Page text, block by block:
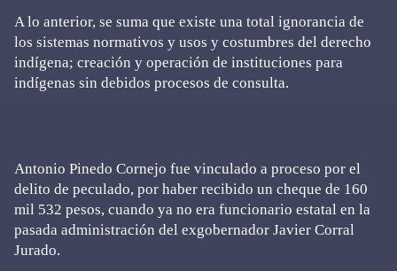
A lo anterior, se suma que existe una total ignorancia de
los sistemas normativos y usos y costumbres del derecho
indígena; creación y operación de instituciones para
indígenas sin debidos procesos de consulta.
Antonio Pinedo Cornejo fue vinculado a proceso por el
delito de peculado, por haber recibido un cheque de 160
mil 532 pesos, cuando ya no era funcionario estatal en la
pasada administración del exgobernador Javier Corral
Jurado.